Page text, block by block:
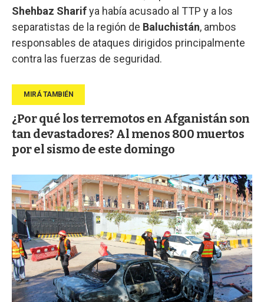
Shehbaz Sharifya había acusado al TTP y a los
separatistas de la región de Baluchistán, ambos
responsables de ataques dirigidos principalmente
contra las fuerzas de seguridad.
¿Por qué los terremotos en Afganistán son
tan devastadores? Al menos 800 muertos
por el sismo de este domingo